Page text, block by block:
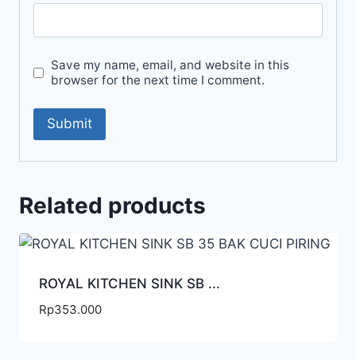
Save my name, email, and website in this
browser for the next time I comment.
Related products
ROYAL KITCHEN SINK SB ...
Rp353.000